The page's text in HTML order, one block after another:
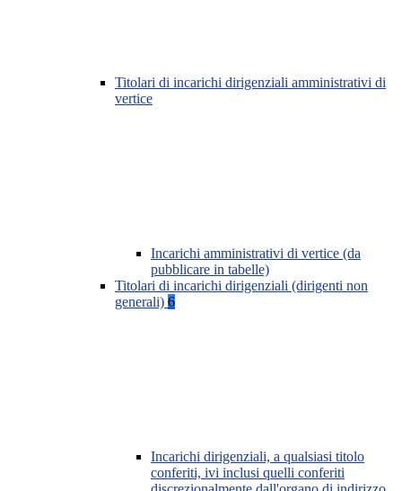
Titolari di incarichi dirigenziali amministrativi di
vertice
Incarichi amministrativi di vertice (da
pubblicare in tabelle)
Titolari di incarichi dirigenziali (dirigenti non
generali) 6
Incarichi dirigenziali, a qualsiasi titolo
conferiti, ivi inclusi quelli conferiti